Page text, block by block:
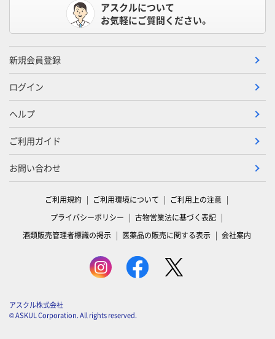
アスクルについて
お気軽にご質問ください。
新規会員登録
ログイン
ヘルプ
ご利用ガイド
お問い合わせ
ご利用規約 ご利用環境について
ご利用上の注意
プライバシーポリシー
古物営業法に基づく表記
酒類販売管理者標識の掲示
医薬品の販売に関する表示 会社案内
アスクル株式会社
© ASKUL Corporation. All rights reserved.